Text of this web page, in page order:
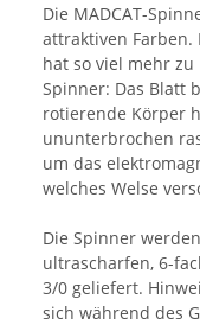
Die MADCAT-
attraktiven Farben.
hat so viel mehr
Spinner: Das Blatt
rotierende Körper
ununterbrochen
um das
welches Welse
Die Spinner
ultrascharfen, 6-
3/0 geliefert.
sich während des